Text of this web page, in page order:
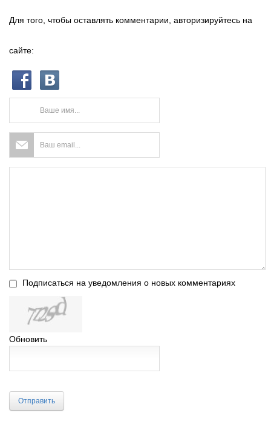
Для того, чтобы оставлять комментарии, авторизируйтесь на
сайте:
Подписаться на уведомления о новых комментариях
Обновить
Отправить